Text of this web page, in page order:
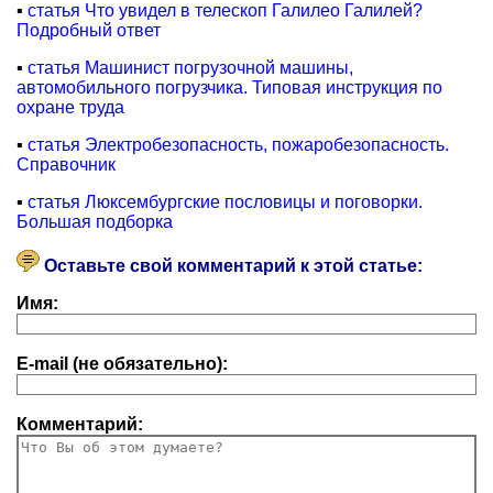
▪ статья Что увидел в телескоп Галилео Галилей?
Подробный ответ
▪ статья Машинист погрузочной машины,
автомобильного погрузчика. Типовая инструкция по
охране труда
▪ статья Электробезопасность, пожаробезопасность.
Справочник
▪ статья Люксембургские пословицы и поговорки.
Большая подборка
Оставьте свой комментарий к этой статье:
Имя:
E-mail (не обязательно):
Комментарий: